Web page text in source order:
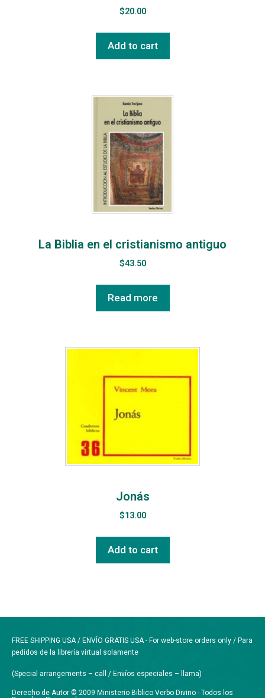
$20.00
Add to cart
La Biblia en el cristianismo antiguo
$43.50
Read more
Jonás
$13.00
Add to cart
FREE SHIPPING USA / ENVÍO GRATIS USA - For web-store orders only / Para
pedidos de la librería virtual solamente
(Special arrangements – call / Envíos especiales – llama)
Derecho de Autor © 2009 Ministerio Biblico Verbo Divino - Todos los